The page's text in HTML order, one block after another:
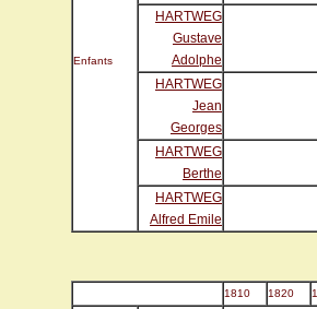
Enfants
HARTWEG
Gustave
Adolphe
HARTWEG
Jean
Georges
HARTWEG
Berthe
HARTWEG
Alfred Emile
1810 1820